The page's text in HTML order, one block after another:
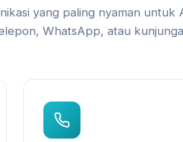
yang paling nyaman untuk
WhatsApp, atau